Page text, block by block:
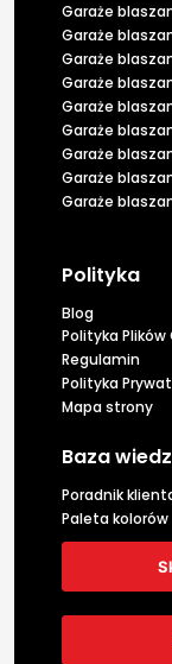
Garaże
Garaże
Garaże
Garaże
Garaże
Garaże
Garaże
Garaże
Garaże
Polityka
Blog
Polityka Plików
Regulamin
Polityka
Mapa strony
Baza
Poradnik
Paleta kolorów